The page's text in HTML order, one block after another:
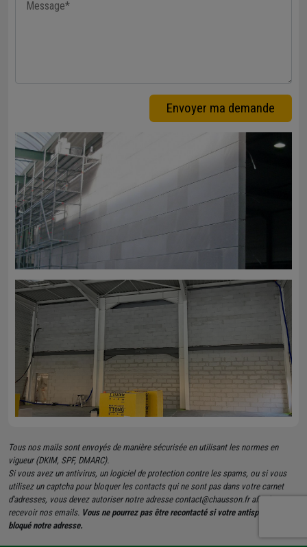
Envoyer ma demande
Tous nos mails sont envoyés de manière sécurisée en utilisant les normes en
vigueur (DKIM, SPF, DMARC).
Si vous avez un antivirus, un logiciel de protection contre les spams, ou si vous
utilisez un captcha pour bloquer les contacts qui ne sont pas dans votre carnet
d'adresses, vous devez autoriser notre adresse contact@chausson.fr afin de
recevoir nos emails. Vous ne pourrez pas être recontacté si votre antispam a
bloqué notre adresse.